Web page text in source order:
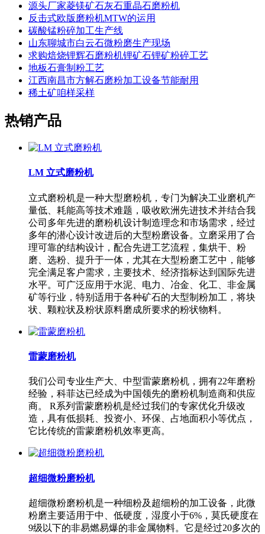
源头厂家菱镁矿石灰石重晶石磨粉机
反击式欧版磨粉机MTW的运用
碳酸锰粉碎加工生产线
山东聊城市白云石微粉磨生产现场
求购焙烧锂辉石磨粉机锂矿石锂矿粉碎工艺
地板石膏制粉工艺
江西南昌市方解石磨粉加工设备节能耐用
稀土矿咱样采样
热销产品
LM 立式磨粉机
立式磨粉机是一种大型磨粉机，专门为解决工业磨机产
量低、耗能高等技术难题，吸收欧洲先进技术并结合我
公司多年先进的磨粉机设计制造理念和市场需求，经过
多年的潜心设计改进后的大型粉磨设备。立磨采用了合
理可靠的结构设计，配合先进工艺流程，集烘干、粉
磨、选粉、提升于一体，尤其在大型粉磨工艺中，能够
完全满足客户需求，主要技术、经济指标达到国际先进
水平。可广泛应用于水泥、电力、冶金、化工、非金属
矿等行业，特别适用于各种矿石的大型制粉加工，将块
状、颗粒状及粉状原料磨成所要求的粉状物料。
雷蒙磨粉机
我们公司专业生产大、中型雷蒙磨粉机，拥有22年磨粉
经验，科菲达已经成为中国领先的磨粉机制造商和供应
商。 R系列雷蒙磨粉机是经过我们的专家优化升级改
造，具有低损耗、投资小、环保、占地面积小等优点，
它比传统的雷蒙磨粉机效率更高。
超细微粉磨粉机
超细微粉磨粉机是一种细粉及超细粉的加工设备，此微
粉磨主要适用于中、低硬度，湿度小于6%，莫氏硬度在
9级以下的非易燃易爆的非金属物料。它是经过20多次的